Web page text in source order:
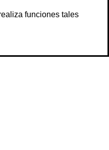
funciones tales